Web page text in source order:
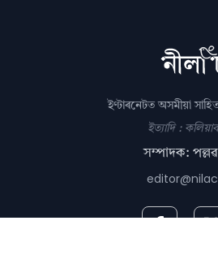
ইণ্টাৰনেটত অসমীয়া
ইত্যাদি :
সম্পাদক: